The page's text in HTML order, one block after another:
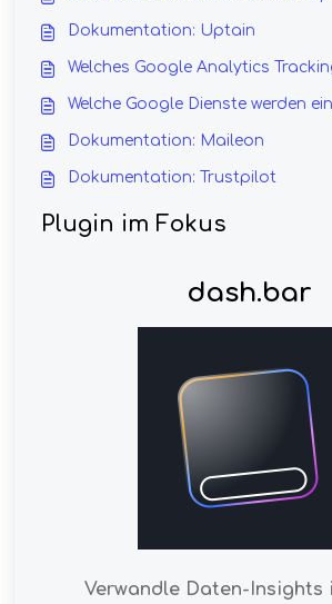
Dokumentation: Uptain
Welches Google Analytics
Welche Google Dienste werden
Dokumentation: Maileon
Dokumentation: Trustpilot
Plugin im Fokus
dash.bar
Verwandle Daten-Insights